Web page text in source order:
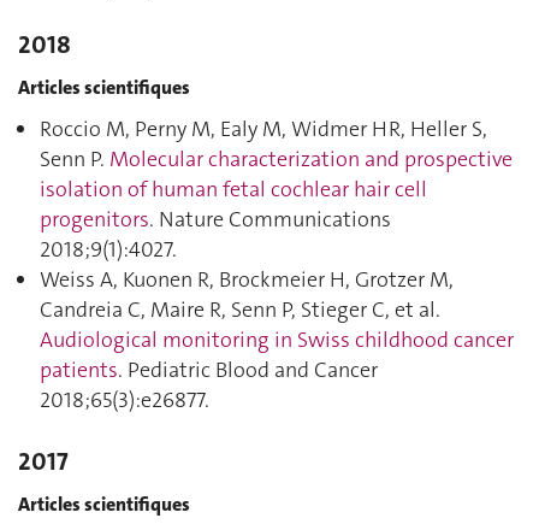
2018
Articles scientifiques
Roccio M, Perny M, Ealy M, Widmer HR, Heller S,
Senn P. Molecular characterization and prospective
isolation of human fetal cochlear hair cell
progenitors. Nature Communications
2018;9(1):4027.
Weiss A, Kuonen R, Brockmeier H, Grotzer M,
Candreia C, Maire R, Senn P, Stieger C, et al.
Audiological monitoring in Swiss childhood cancer
patients. Pediatric Blood and Cancer
2018;65(3):e26877.
2017
Articles scientifiques